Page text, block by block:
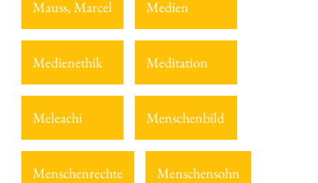
Mauss, Marcel Medien
Medienethik Meditation
Meleachi Menschenbild
Menschenrechte Menschensohn